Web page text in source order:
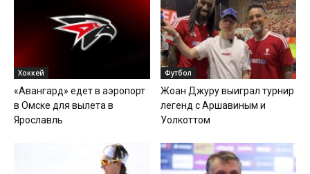
Хоккей
«Авангард» едет в аэропорт
в Омске для вылета в
Ярославль
Футбол
Жоан Джуру выиграл турнир
легенд с Аршавиным и
Уолкоттом